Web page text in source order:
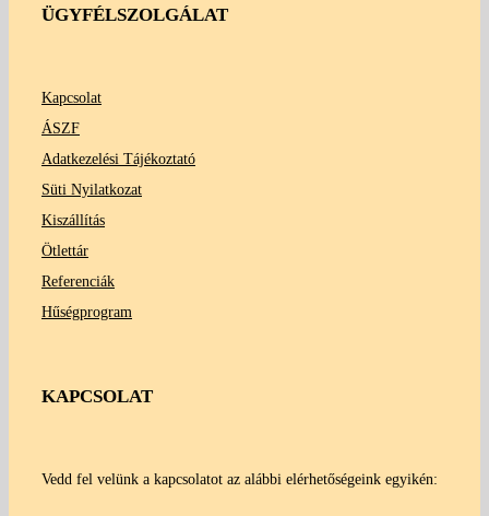
ÜGYFÉLSZOLGÁLAT
Kapcsolat
ÁSZF
Adatkezelési Tájékoztató
Süti Nyilatkozat
Kiszállítás
Ötlettár
Referenciák
Hűségprogram
KAPCSOLAT
Vedd fel velünk a kapcsolatot az alábbi elérhetőségeink egyikén: